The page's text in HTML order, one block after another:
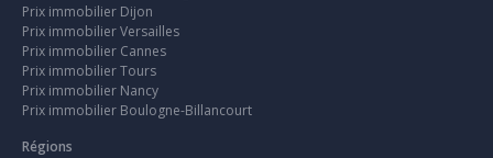
Prix immobilier Dijon
Prix immobilier Versailles
Prix immobilier Cannes
Prix immobilier Tours
Prix immobilier Nancy
Prix immobilier Boulogne-Billancourt
Régions